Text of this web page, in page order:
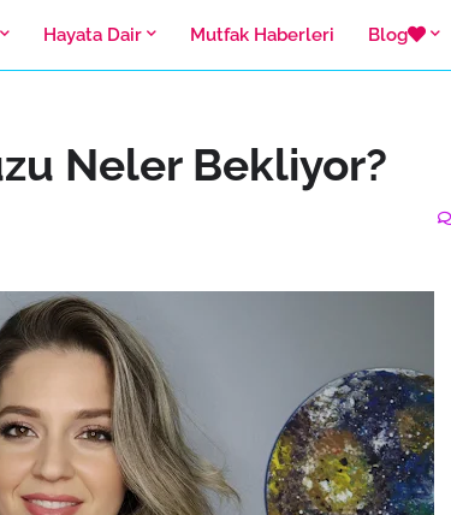
Hayata Dair Mutfak Haberleri Blog
Neler Bekliyor?